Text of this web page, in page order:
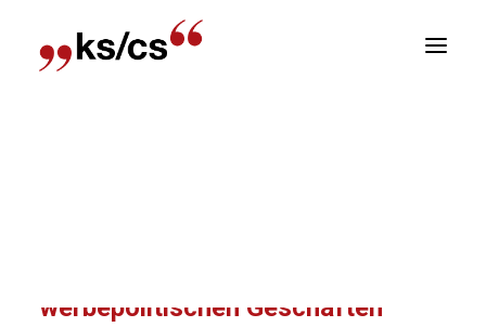
werbepolitischen Geschäften